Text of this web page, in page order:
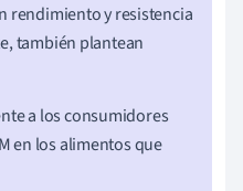
rendimiento y resistencia
también plantean
a los consumidores
en los alimentos que